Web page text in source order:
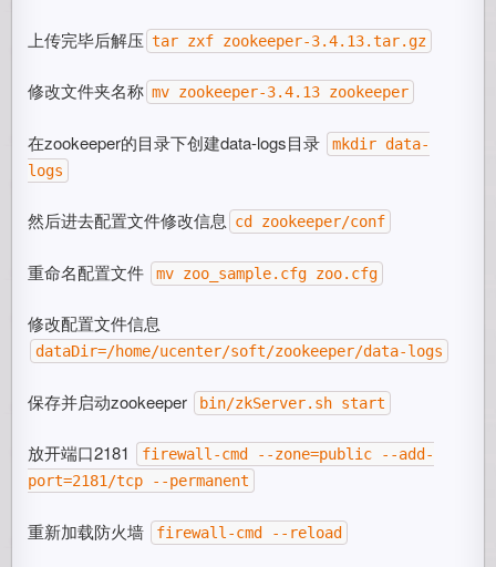
上传完毕后解压 tar zxf zookeeper-3.4.13.tar.gz
修改文件夹名称 mv zookeeper-3.4.13 zookeeper
在zookeeper的目录下创建data-logs目录
mkdir data-
logs
然后进去配置文件修改信息 cd zookeeper/conf
重命名配置文件 mv zoo_sample.cfg zoo.cfg
修改配置文件信息
dataDir=/home/ucenter/soft/zookeeper/data-logs
保存并启动zookeeper bin/zkServer.sh start
放开端口2181
firewall-cmd --zone=public --add-
port=2181/tcp --permanent
重新加载防火墙 firewall-cmd --reload